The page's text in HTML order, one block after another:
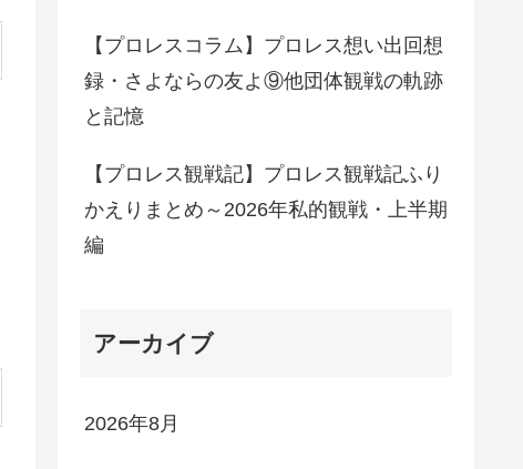
【プロレスコラム】プロレス想い出回想
録・さよならの友よ⑨他団体観戦の軌跡
と記憶
【プロレス観戦記】プロレス観戦記ふり
かえりまとめ～2026年私的観戦・上半期
編
アーカイブ
2026年8月